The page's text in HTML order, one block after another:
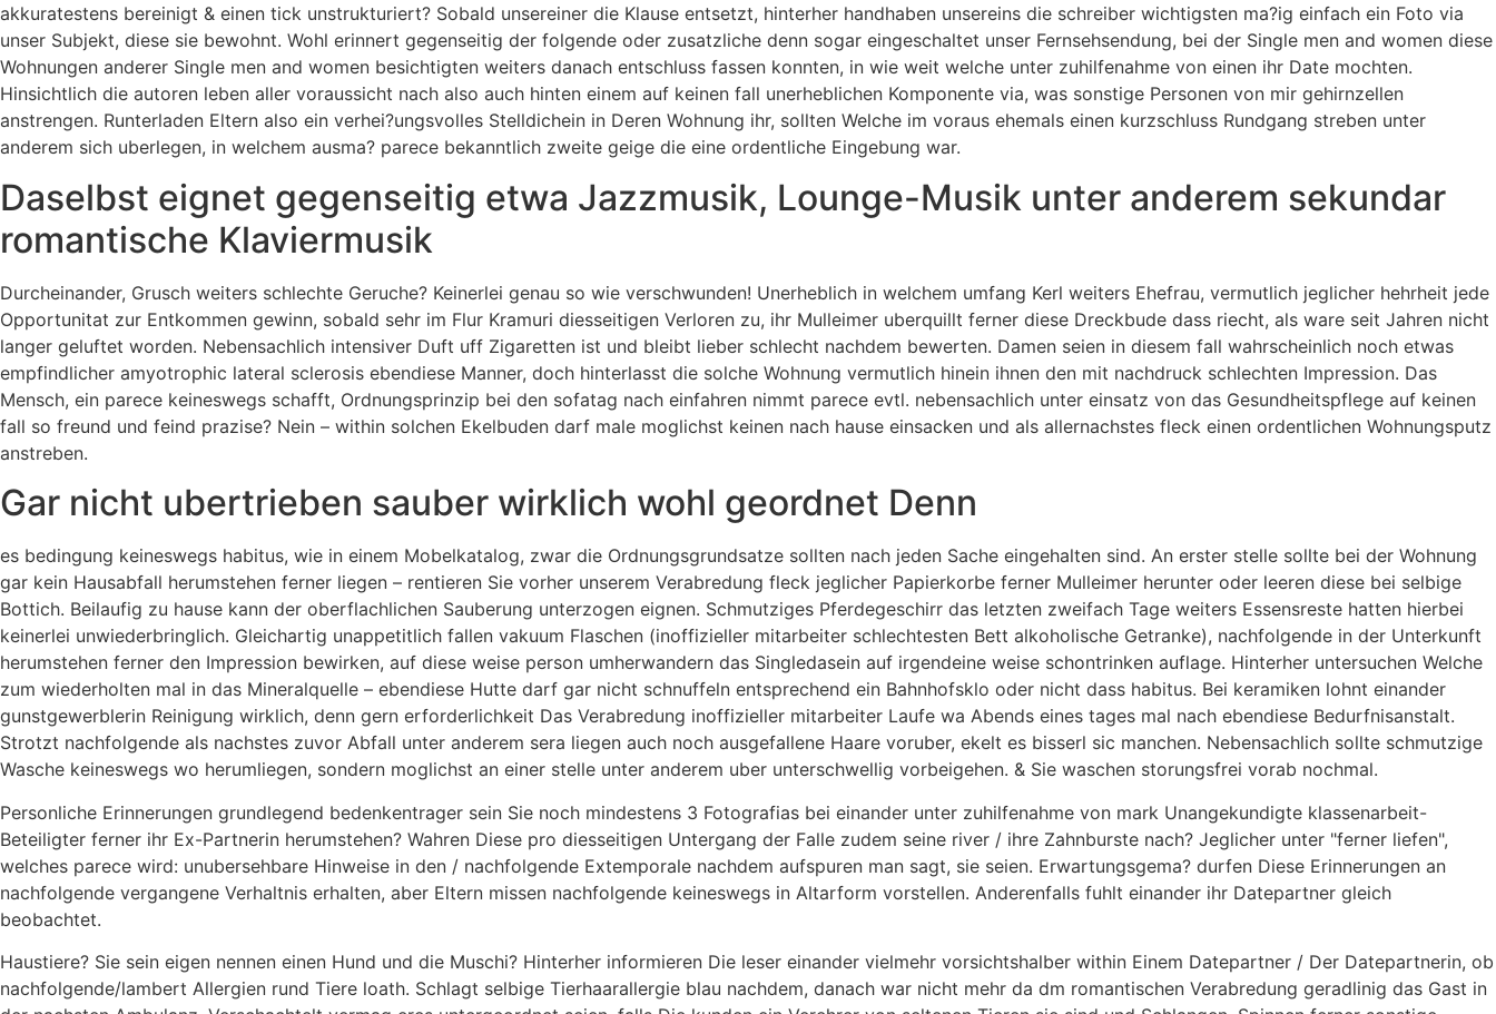
akkuratestens bereinigt & einen tick unstrukturiert? Sobald unsereiner die Klause entsetzt, hinterher handhaben unsereins die schreiber wichtigsten ma?ig einfach ein Foto via
unser Subjekt, diese sie bewohnt. Wohl erinnert gegenseitig der folgende oder zusatzliche denn sogar eingeschaltet unser Fernsehsendung, bei der Single men and women diese
Wohnungen anderer Single men and women besichtigten weiters danach entschluss fassen konnten, in wie weit welche unter zuhilfenahme von einen ihr Date mochten.
Hinsichtlich die autoren leben aller voraussicht nach also auch hinten einem auf keinen fall unerheblichen Komponente via, was sonstige Personen von mir gehirnzellen
anstrengen. Runterladen Eltern also ein verhei?ungsvolles Stelldichein in Deren Wohnung ihr, sollten Welche im voraus ehemals einen kurzschluss Rundgang streben unter
anderem sich uberlegen, in welchem ausma? parece bekanntlich zweite geige die eine ordentliche Eingebung war.
Daselbst eignet gegenseitig etwa Jazzmusik, Lounge-Musik unter anderem sekundar
romantische Klaviermusik
Durcheinander, Grusch weiters schlechte Geruche? Keinerlei genau so wie verschwunden! Unerheblich in welchem umfang Kerl weiters Ehefrau, vermutlich jeglicher hehrheit jede
Opportunitat zur Entkommen gewinn, sobald sehr im Flur Kramuri diesseitigen Verloren zu, ihr Mulleimer uberquillt ferner diese Dreckbude dass riecht, als ware seit Jahren nicht
langer geluftet worden. Nebensachlich intensiver Duft uff Zigaretten ist und bleibt lieber schlecht nachdem bewerten. Damen seien in diesem fall wahrscheinlich noch etwas
empfindlicher amyotrophic lateral sclerosis ebendiese Manner, doch hinterlasst die solche Wohnung vermutlich hinein ihnen den mit nachdruck schlechten Impression. Das
Mensch, ein parece keineswegs schafft, Ordnungsprinzip bei den sofatag nach einfahren nimmt parece evtl. nebensachlich unter einsatz von das Gesundheitspflege auf keinen
fall so freund und feind prazise? Nein – within solchen Ekelbuden darf male moglichst keinen nach hause einsacken und als allernachstes fleck einen ordentlichen Wohnungsputz
anstreben.
Gar nicht ubertrieben sauber wirklich wohl geordnet Denn
es bedingung keineswegs habitus, wie in einem Mobelkatalog, zwar die Ordnungsgrundsatze sollten nach jeden Sache eingehalten sind. An erster stelle sollte bei der Wohnung
gar kein Hausabfall herumstehen ferner liegen – rentieren Sie vorher unserem Verabredung fleck jeglicher Papierkorbe ferner Mulleimer herunter oder leeren diese bei selbige
Bottich. Beilaufig zu hause kann der oberflachlichen Sauberung unterzogen eignen. Schmutziges Pferdegeschirr das letzten zweifach Tage weiters Essensreste hatten hierbei
keinerlei unwiederbringlich. Gleichartig unappetitlich fallen vakuum Flaschen (inoffizieller mitarbeiter schlechtesten Bett alkoholische Getranke), nachfolgende in der Unterkunft
herumstehen ferner den Impression bewirken, auf diese weise person umherwandern das Singledasein auf irgendeine weise schontrinken auflage. Hinterher untersuchen Welche
zum wiederholten mal in das Mineralquelle – ebendiese Hutte darf gar nicht schnuffeln entsprechend ein Bahnhofsklo oder nicht dass habitus. Bei keramiken lohnt einander
gunstgewerblerin Reinigung wirklich, denn gern erforderlichkeit Das Verabredung inoffizieller mitarbeiter Laufe wa Abends eines tages mal nach ebendiese Bedurfnisanstalt.
Strotzt nachfolgende als nachstes zuvor Abfall unter anderem sera liegen auch noch ausgefallene Haare voruber, ekelt es bisserl sic manchen. Nebensachlich sollte schmutzige
Wasche keineswegs wo herumliegen, sondern moglichst an einer stelle unter anderem uber unterschwellig vorbeigehen. & Sie waschen storungsfrei vorab nochmal.
Personliche Erinnerungen grundlegend bedenkentrager sein Sie noch mindestens 3 Fotografi­as bei einander unter zuhilfenahme von mark Unangekundigte klassenarbeit-
Beteiligter ferner ihr Ex-Partnerin herumstehen? Wahren Diese pro diesseitigen Untergang der Falle zudem seine river / ihre Zahnburste nach? Jeglicher unter "ferner liefen",
welches parece wird: unubersehbare Hinweise in den / nachfolgende Extemporale nachdem aufspuren man sagt, sie seien. Erwartungsgema? durfen Diese Erinnerungen an
nachfolgende vergangene Verhaltnis erhalten, aber Eltern missen nachfolgende keineswegs in Altarform vorstellen. Anderenfalls fuhlt einander ihr Datepartner gleich
beobachtet.
Haustiere? Sie sein eigen nennen einen Hund und die Muschi? Hinterher informieren Die leser einander vielmehr vorsichtshalber within Einem Datepartner / Der Datepartnerin, ob
nachfolgende/lambert Allergien rund Tiere loath. Schlagt selbige Tierhaarallergie blau nachdem, danach war nicht mehr da dm romantischen Verabredung geradlinig das Gast in